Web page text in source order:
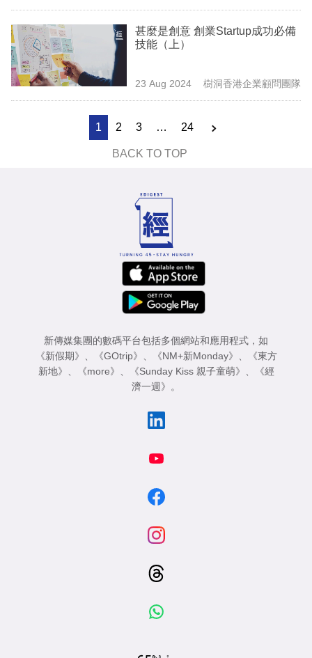
甚麼是創意 創業Startup成功必備
技能（上）
23 Aug 2024 樹洞香港企業顧問團隊
1 2 3 … 24
BACK TO TOP
新傳媒集團的數碼平台包括多個網站和應用程式，如
《新假期》 、 《GOtrip》 、 《NM+新Monday》 、
《東方
新地》 、 《more》 、 《Sunday Kiss 親子童萌》 、
《經
濟一週》 。